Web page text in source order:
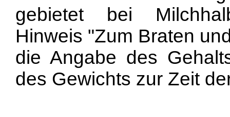
gebietet bei
Hinweis "Zum Braten
die Angabe des
des Gewichts zur Zeit